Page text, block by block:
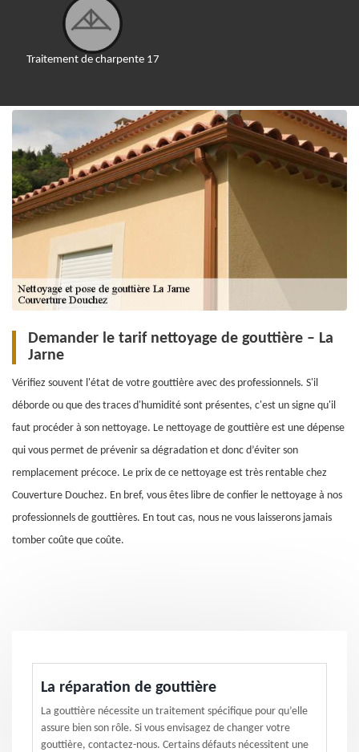
Traitement de charpente 17
Demander le tarif nettoyage de gouttière – La
Jarne
Vérifiez souvent l'état de votre gouttière avec des professionnels. S'il
déborde ou que des traces d'humidité sont présentes, c'est un signe qu'il
faut procéder à son nettoyage. Le nettoyage de gouttière est une dépense
qui vous permet de prévenir sa dégradation et donc d’éviter son
remplacement précoce. Le prix de ce nettoyage est très rentable chez
Couverture Douchez. En bref, vous êtes libre de confier le nettoyage à nos
professionnels de gouttières. En tout cas, nous ne vous laisserons jamais
tomber coûte que coûte.
La réparation de gouttière
La gouttière nécessite un traitement spécifique pour qu’elle
assure bien son rôle. Si vous envisagez de changer votre
gouttière, contactez-nous. Certains défauts nécessitent une